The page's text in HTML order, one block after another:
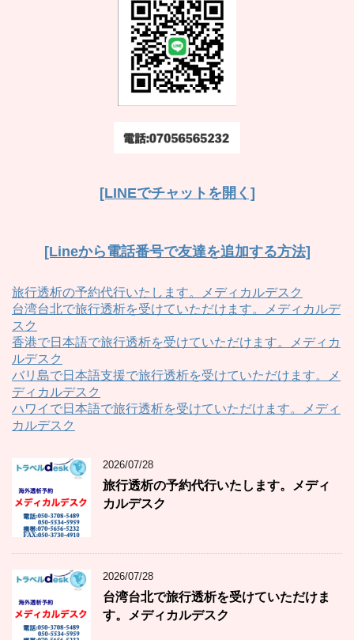
[LINEでチャットを開く]
[Lineから電話番号で友達を追加する方法]
旅行透析の予約代行いたします。メディカルデスク
台湾台北で旅行透析を受けていただけます。メディカルデ
スク
香港で日本語で旅行透析を受けていただけます。メディカ
ルデスク
バリ島で日本語支援で旅行透析を受けていただけます。メ
ディカルデスク
ハワイで日本語で旅行透析を受けていただけます。メディ
カルデスク
2026/07/28
旅行透析の予約代行いたします。メディ
カルデスク
2026/07/28
台湾台北で旅行透析を受けていただけま
す。メディカルデスク